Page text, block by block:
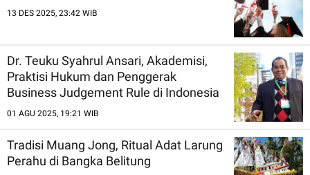
13 DES 2025, 23:42 WIB
Dr. Teuku Syahrul Ansari, Akademisi,
Praktisi Hukum dan Penggerak
Business Judgement Rule di Indonesia
01 AGU 2025, 19:21 WIB
Tradisi Muang Jong, Ritual Adat Larung
Perahu di Bangka Belitung